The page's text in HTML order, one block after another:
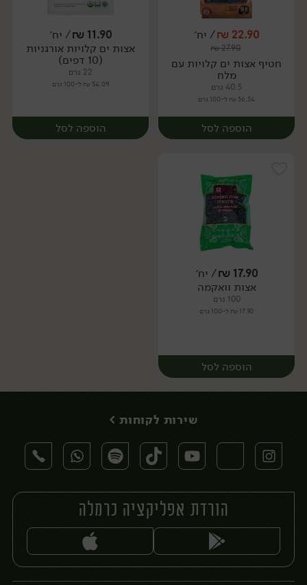
יח׳ יח׳
22.90
₪/ יח׳
27.90
₪
חטיף אצות ים קלויות עם
מלח
40.5 גרם
56.54 ₪ ל-100 גרם
הוספה לסל
יח׳
11.90
₪/ יח׳
אצות ים קלויות אורגניות
(10 דפים)
22 גרם
54.09 ₪ ל-100 גרם
הוספה לסל
17.90
₪/ יח׳
אצות וואקמה
100 גרם
17.90 ₪ ל-100 גרם
הוספה לסל
יח׳
שירות לקוחות >
הורדת אפליקציה כרמלה